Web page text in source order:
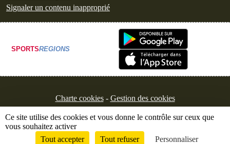
Signaler un contenu inapproprié
SPORTSREGIONS
Charte cookies Gestion des cookies
Envie de participer ? Connexion
Ce site utilise des cookies et vous donne le contrôle sur ceux que
vous souhaitez activer
Tout accepter
Tout refuser Personnaliser